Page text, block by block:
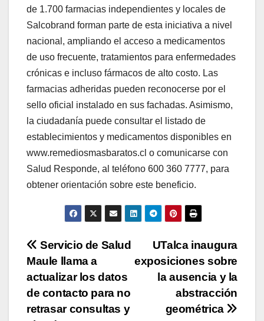
de 1.700 farmacias independientes y locales de
Salcobrand forman parte de esta iniciativa a nivel
nacional, ampliando el acceso a medicamentos
de uso frecuente, tratamientos para enfermedades
crónicas e incluso fármacos de alto costo. Las
farmacias adheridas pueden reconocerse por el
sello oficial instalado en sus fachadas. Asimismo,
la ciudadanía puede consultar el listado de
establecimientos y medicamentos disponibles en
www.remediosmasbaratos.cl o comunicarse con
Salud Responde, al teléfono 600 360 7777, para
obtener orientación sobre este beneficio.
Navegación
de
entradas
UTalca inaugura
exposiciones sobre
la ausencia y la
abstracción
geométrica
Servicio de Salud
Maule llama a
actualizar los datos
de contacto para no
retrasar consultas y